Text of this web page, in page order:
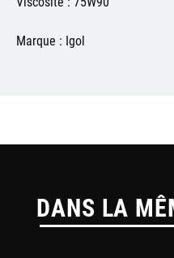
Marque : Igol
DANS LA